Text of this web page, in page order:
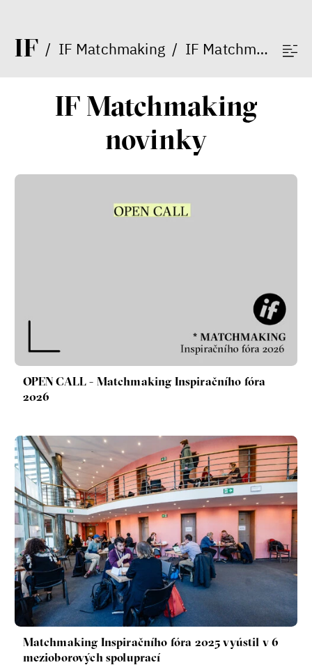
IF/ IF Matchmaking/ IF Matchmaking novinky
konzervatismus: mapa
seznamek
Terézia Ferjančeková, Petr
Nová pravidla – o světě
pro jedno procento
s Ondřejem Slačálkem,
a Jakubem Rákosníkem
Jakub Rákosník
Ondřej Slačálek
Miroslav Palanský
Lucie Trlifajová
Kateřina Smejkalová
Jsem radikál – Kdo je víc?
Miloš Gregor
Jan Charvát
Matouš Hrdina
IF Matchmaking
novinky
OPEN CALL - Matchmaking Inspiračního fóra
2026
Matchmaking Inspiračního fóra 2025 vyústil v 6
mezioborových spoluprací